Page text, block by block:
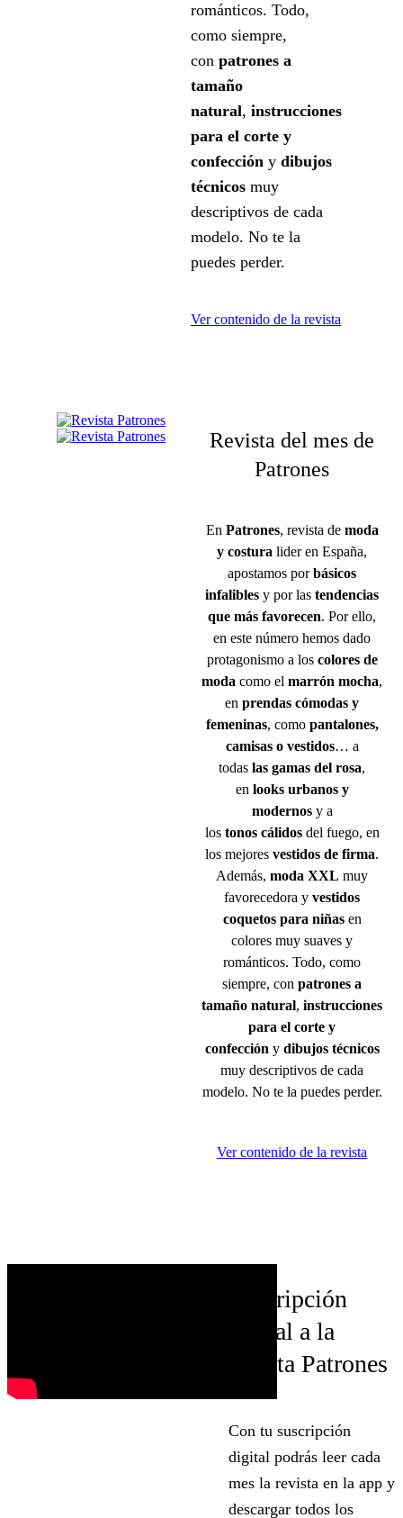
románticos. Todo,
como siempre,
con patrones a
tamaño
natural, instrucciones
para el corte y
confección y dibujos
técnicos muy
descriptivos de cada
modelo. No te la
puedes perder.
Ver contenido de la revista
Revista del mes de
Patrones
En Patrones, revista de moda
y costura lider en España,
apostamos porbásicos
infalibles y por las tendencias
que más favorecen. Por ello,
en este número hemos dado
protagonismo a los colores de
moda como el marrón mocha,
en prendas cómodas y
femeninas, como pantalones,
camisas o vestidos… a
todas las gamas del rosa,
en looksurbanos y
modernosy a
lostonos cálidos del fuego, en
los mejores vestidos de firma.
Además, moda XXL muy
favorecedora y vestidos
coquetos para niñas en
colores muy suaves y
románticos. Todo, como
siempre, con patrones a
tamaño natural, instrucciones
para el corte y
confección y dibujos técnicos
muy descriptivos de cada
modelo. No te la puedes perder.
Ver contenido de la revista
Suscripción
digital a la
revista Patrones
Con tu suscripción
digital podrás leer cada
mes la revista en la app y
descargar todos los